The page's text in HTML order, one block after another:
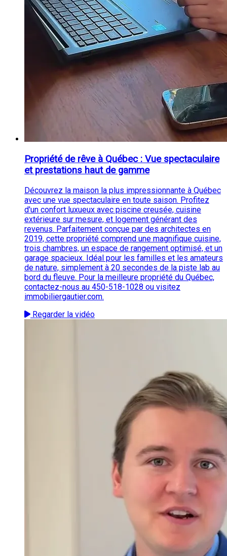
Propriété de rêve à Québec : Vue spectaculaire
et prestations haut de gamme
Découvrez la maison la plus impressionnante à Québec
avec une vue spectaculaire en toute saison. Profitez
d'un confort luxueux avec piscine creusée, cuisine
extérieure sur mesure, et logement générant des
revenus. Parfaitement conçue par des architectes en
2019, cette propriété comprend une magnifique cuisine,
trois chambres, un espace de rangement optimisé, et un
garage spacieux. Idéal pour les familles et les amateurs
de nature, simplement à 20 secondes de la piste lab au
bord du fleuve. Pour la meilleure propriété du Québec,
contactez-nous au 450-518-1028 ou visitez
immobiliergautier.com.
Regarder la vidéo